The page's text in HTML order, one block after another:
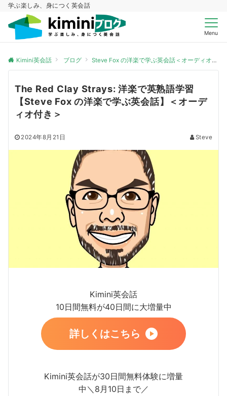
学ぶ楽しみ、身につく英会話
Menu
Kimini英会話 ブログ Steve Fox の洋楽で学ぶ英会話＜オーディオ付き＞
The Red Clay Strays: 洋楽で英熟語学習
【Steve Fox の洋楽で学ぶ英会話】＜オーデ
ィオ付き＞
2024年8月21日 Steve
Kimini英会話
10日間無料が40日間に大増量中
詳しくはこちら
Kimini英会話が30日間無料体験に増量
中＼8月10日まで／